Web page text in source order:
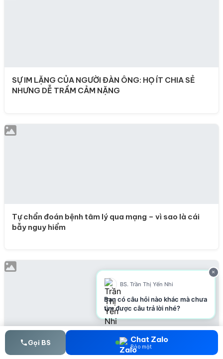
SỰ IM LẶNG CỦA NGƯỜI ĐÀN ÔNG: HỌ ÍT CHIA SẺ
NHƯNG DỄ TRẦM CẢM NẶNG
Tự chẩn đoán bệnh tâm lý qua mạng – vì sao là cái
bẫy nguy hiểm
Làm việc quá sức, ít nghỉ ngơi – con đường nhanh
×
BS. Trần Thị Yến Nhi
Bạn có câu hỏi nào khác mà chưa
tìm được câu trả lời nhé?
Gọi BS Chat Zalo
Bảo mật